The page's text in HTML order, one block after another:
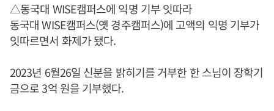
△동국대 WISE캠퍼스에 익명 기부 잇따라
동국대 WISE캠퍼스(옛 경주캠퍼스)에 고액의 익명 기부가
잇따르면서 화제가 됐다.
2023년 6월26일 신분을 밝히기를 거부한 한 스님이 장학기
금으로 3억 원을 기부했다.